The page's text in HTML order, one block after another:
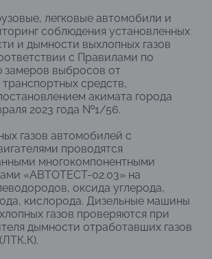
легковые автомобили и
соблюдения установленных
и дымности выхлопных газов
с Правилами по
выбросов от
средств,
акимата города
2023 года №1/56.
газов автомобилей с
проводятся
многокомпонентными
«АВТОТЕСТ-02.03» на
оксида углерода,
кислорода. Дизельные машины
газов проверяются при
дымности отработавших газов